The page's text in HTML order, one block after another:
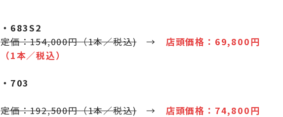
・683S2
定価：154,000円（1本／税込)→ 店頭価格：69,800円
（1本／税込）
・703
定価：192,500円（1本／税込)→ 店頭価格：74,800円